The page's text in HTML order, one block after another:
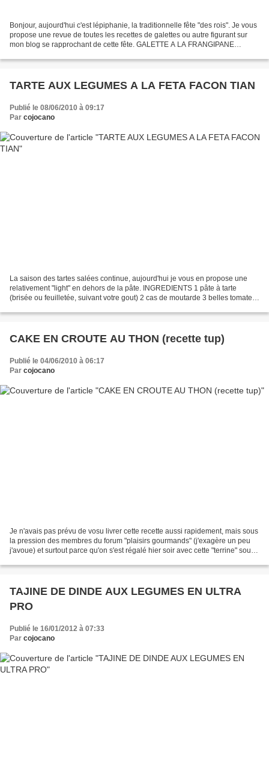
Bonjour, aujourd'hui c'est lépiphanie, la traditionnelle fête "des rois". Je vous
propose une revue de toutes les recettes de galettes ou autre figurant sur
mon blog se rapprochant de cette fête. GALETTE A LA FRANGIPANE
TARTE AUX LEGUMES A LA FETA FACON TIAN
Publié le 08/06/2010 à 09:17
Par cojocano
La saison des tartes salées continue, aujourd'hui je vous en propose une
relativement "light" en dehors de la pâte. INGREDIENTS 1 pâte à tarte
(brisée ou feuilletée, suivant votre gout) 2 cas de moutarde 3 belles tomates
CAKE EN CROUTE AU THON (recette tup)
Publié le 04/06/2010 à 06:17
Par cojocano
Je n'avais pas prévu de vosu livrer cette recette aussi rapidement, mais sous
la pression des membres du forum "plaisirs gourmands" (j'exagère un peu
j'avoue) et surtout parce qu'on s'est régalé hier soir avec cette "terrine" sous
TAJINE DE DINDE AUX LEGUMES EN ULTRA
PRO
Publié le 16/01/2012 à 07:33
Par cojocano